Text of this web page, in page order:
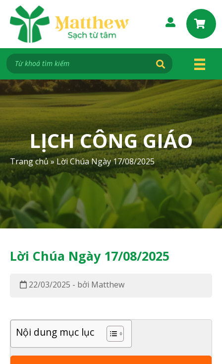
c
e
n
t
LỊCH CÔNG GIÁO
Trang chủ»Lời Chúa Ngày 17/08/2025
Lời Chúa Ngày 17/08/2025
22/03/2025 - bởi Matthew
Nội dung mục lục